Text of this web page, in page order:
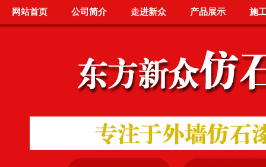
网站首页 公司简介 走进新众 产品展示 施